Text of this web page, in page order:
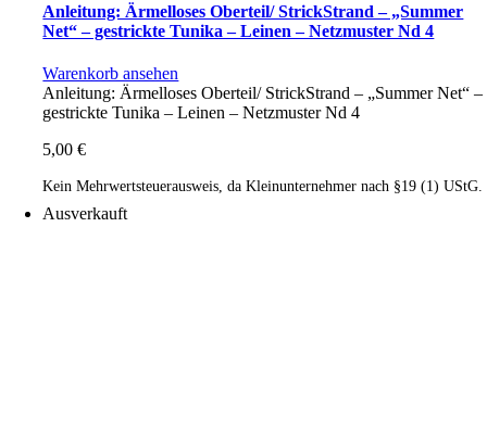
Anleitung: Ärmelloses Oberteil/ StrickStrand – „Summer
Net“ – gestrickte Tunika – Leinen – Netzmuster Nd 4
Warenkorb ansehen
Anleitung: Ärmelloses Oberteil/ StrickStrand – „Summer Net“ –
gestrickte Tunika – Leinen – Netzmuster Nd 4
5,00€
Kein Mehrwertsteuerausweis, da Kleinunternehmer nach §19 (1) UStG.
Ausverkauft